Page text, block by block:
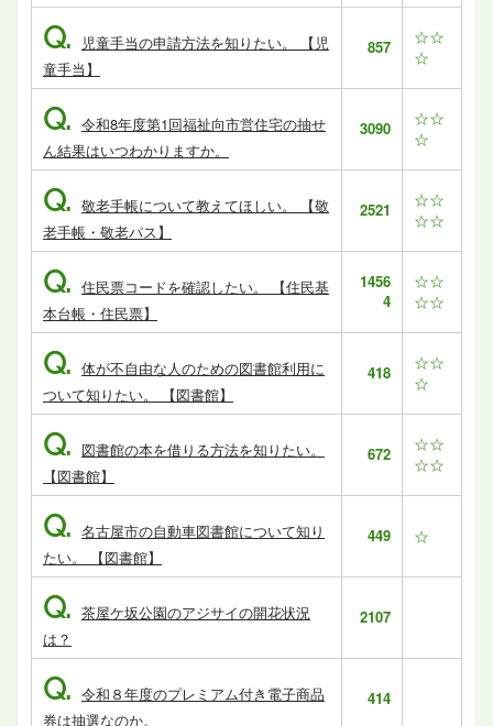
Q.
児童手当の申請方法を知りたい。 【児
童手当】
857
☆☆
☆
Q. 令和8年度第1回福祉向市営住宅の抽せ
ん結果はいつわかりますか。
3090
☆☆
☆
Q. 敬老手帳について教えてほしい。 【敬
老手帳・敬老パス】
2521
☆☆
☆☆
Q. 住民票コードを確認したい。 【住民基
本台帳・住民票】
1456
4
☆☆
☆☆
Q. 体が不自由な人のための図書館利用に
ついて知りたい。 【図書館】
418
☆☆
☆
Q. 図書館の本を借りる方法を知りたい。
【図書館】
672
☆☆
☆☆
Q. 名古屋市の自動車図書館について知り
たい。 【図書館】
449 ☆
Q. 茶屋ケ坂公園のアジサイの開花状況
は？
2107
Q. 令和８年度のプレミアム付き電子商品
券は抽選なのか。
414